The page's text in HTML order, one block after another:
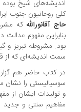
شیخ بوده و بعد
روحانیون جنوب ایران مثل
آقانوراللهکه
مفهوم عدالت در
مشروطه تبریز و گیلان
اندیشه‌ای که از قفقاز
کتاب حاضر هم
را نشان
ایشان از مفهوم
سنتی و جدید عدالت